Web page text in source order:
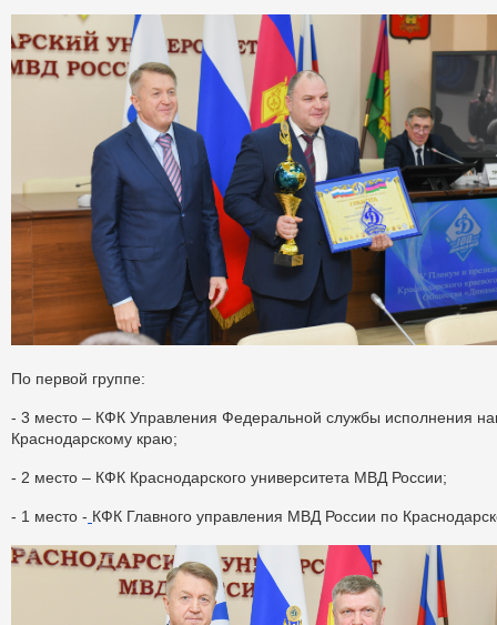
По первой группе:
- 3 место – КФК Управления Федеральной службы исполнения
Краснодарскому краю;
- 2 место – КФК Краснодарского университета МВД России;
- 1 место - КФК Главного управления МВД России по